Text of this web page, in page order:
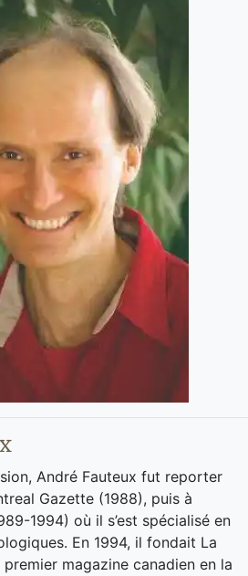
André Fauteux fut reporter
Gazette (1988), puis à
1994) où il s’est spécialisé en
En 1994, il fondait La
magazine canadien en la